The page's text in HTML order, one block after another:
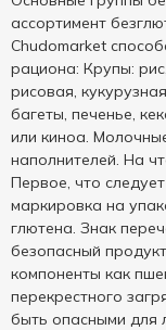
ассортимент
Chudomarket
рациона: Крупы:
рисовая,
багеты, печенье,
или киноа.
наполнителей. На
Первое, что
маркировка на
глютена. Знак
безопасный
компоненты как
перекрестного
быть опасными для